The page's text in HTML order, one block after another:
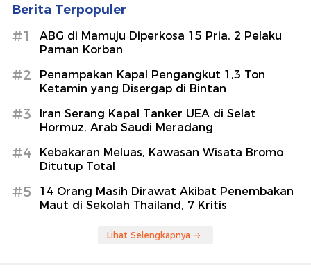
Berita Terpopuler
#1
ABG di Mamuju Diperkosa 15 Pria, 2 Pelaku
Paman Korban
#2
Penampakan Kapal Pengangkut 1,3 Ton
Ketamin yang Disergap di Bintan
#3
Iran Serang Kapal Tanker UEA di Selat
Hormuz, Arab Saudi Meradang
#4
Kebakaran Meluas, Kawasan Wisata Bromo
Ditutup Total
#5
14 Orang Masih Dirawat Akibat Penembakan
Maut di Sekolah Thailand, 7 Kritis
Lihat Selengkapnya